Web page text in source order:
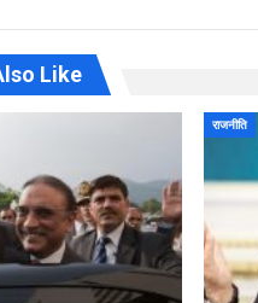
Like
राजनीति